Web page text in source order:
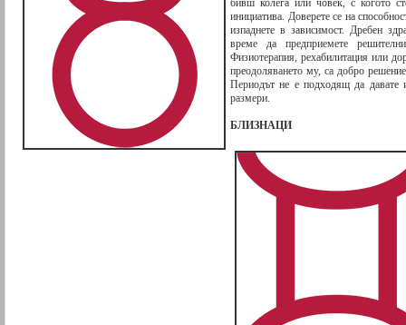
бивш колега или човек, с когото
инициатива. Доверете се на
изпаднете в зависимост. Дребен
време да предприемете
Физиотерапия, рехабилитация или
преодоляването му, са добро
Периодът не е подходящ да
размери.
БЛИЗНАЦИ